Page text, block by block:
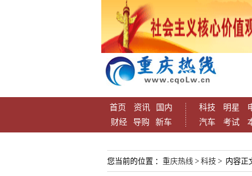
首页 资讯
国内
财经
导购 新车
科技 明星
汽车
考试
您当前的位置 ： 重庆热线 > 科技 > 内容正